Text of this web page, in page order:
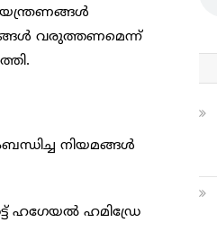
വരുത്തണമെന്ന്
നിയമങ്ങള്‍
ഹഗേയല്‍ ഹമിഡ്രേ